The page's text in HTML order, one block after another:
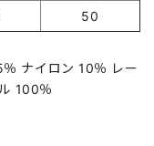
50
ナイロン 10％ レー
100％